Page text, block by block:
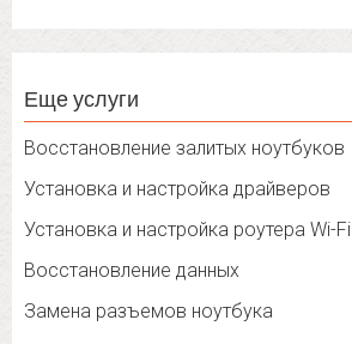
Еще услуги
Восстановление залитых ноутбуков
Установка и настройка драйверов
Установка и настройка роутера Wi-Fi
Восстановление данных
Замена разъемов ноутбука